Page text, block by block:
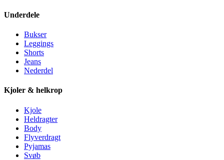
Underdele
Bukser
Leggings
Shorts
Jeans
Nederdel
Kjoler & helkrop
Kjole
Heldragter
Body
Flyverdragt
Pyjamas
Svøb